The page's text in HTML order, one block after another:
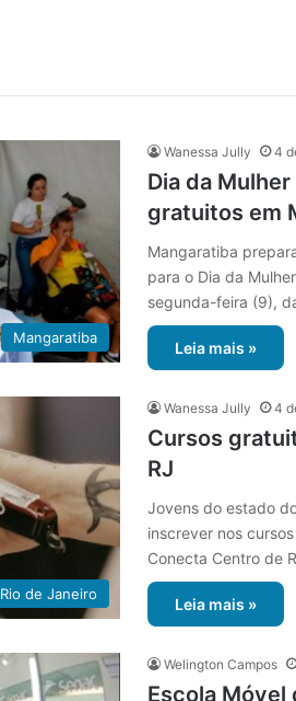
Mangaratiba
Wanessa Jully 4
Dia da
gratuitos em
Mangaratiba
para o Dia da
segunda-feira (9),
Leia mais »
Rio de Janeiro
Wanessa Jully 4
Cursos
RJ
Jovens do estado
inscrever nos
Conecta Centro de
Leia mais »
Welington Campos
Escola Móvel